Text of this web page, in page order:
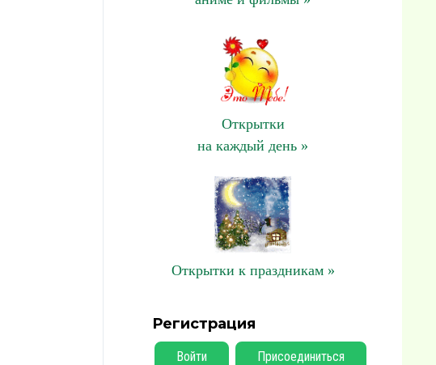
Открытки
на каждый день »
Открытки к праздникам »
Регистрация
Войти Присоединиться